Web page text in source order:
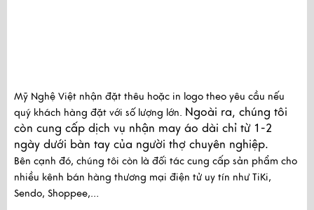
Mỹ Nghệ Việt nhận đặt thêu hoặc in logo theo yêu cầu nếu
quý khách hàng đặt với số lượng lớn. Ngoài ra, chúng tôi
còn cung cấp dịch vụ nhận may áo dài chỉ từ 1-2
ngày dưới bàn tay của người thợ chuyên nghiệp.
Bên cạnh đó, chúng tôi còn là đối tác cung cấp sản phẩm cho
nhiều kênh bán hàng thương mại điện tử uy tín như TiKi,
Sendo, Shoppee,…